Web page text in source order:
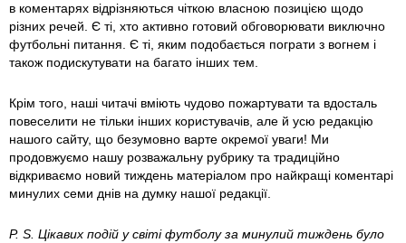
в коментарях відрізняються чіткою власною позицією щодо
різних речей. Є ті, хто активно готовий обговорювати виключно
футбольні питання. Є ті, яким подобається пограти з вогнем і
також подискутувати на багато інших тем.
Крім того, наші читачі вміють чудово пожартувати та вдосталь
повеселити не тільки інших користувачів, але й усю редакцію
нашого сайту, що безумовно варте окремої уваги! Ми
продовжуємо нашу розважальну рубрику та традиційно
відкриваємо новий тиждень матеріалом про найкращі коментарі
минулих семи днів на думку нашої редакції.
P. S. Цікавих подій у світі футболу за минулий тиждень було